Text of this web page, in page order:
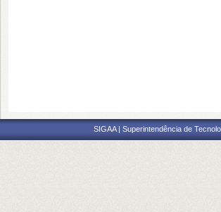
SIGAA | Superintendência de